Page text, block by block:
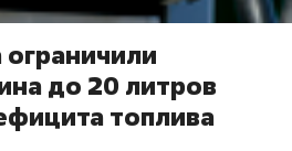
до 20 литров
топлива